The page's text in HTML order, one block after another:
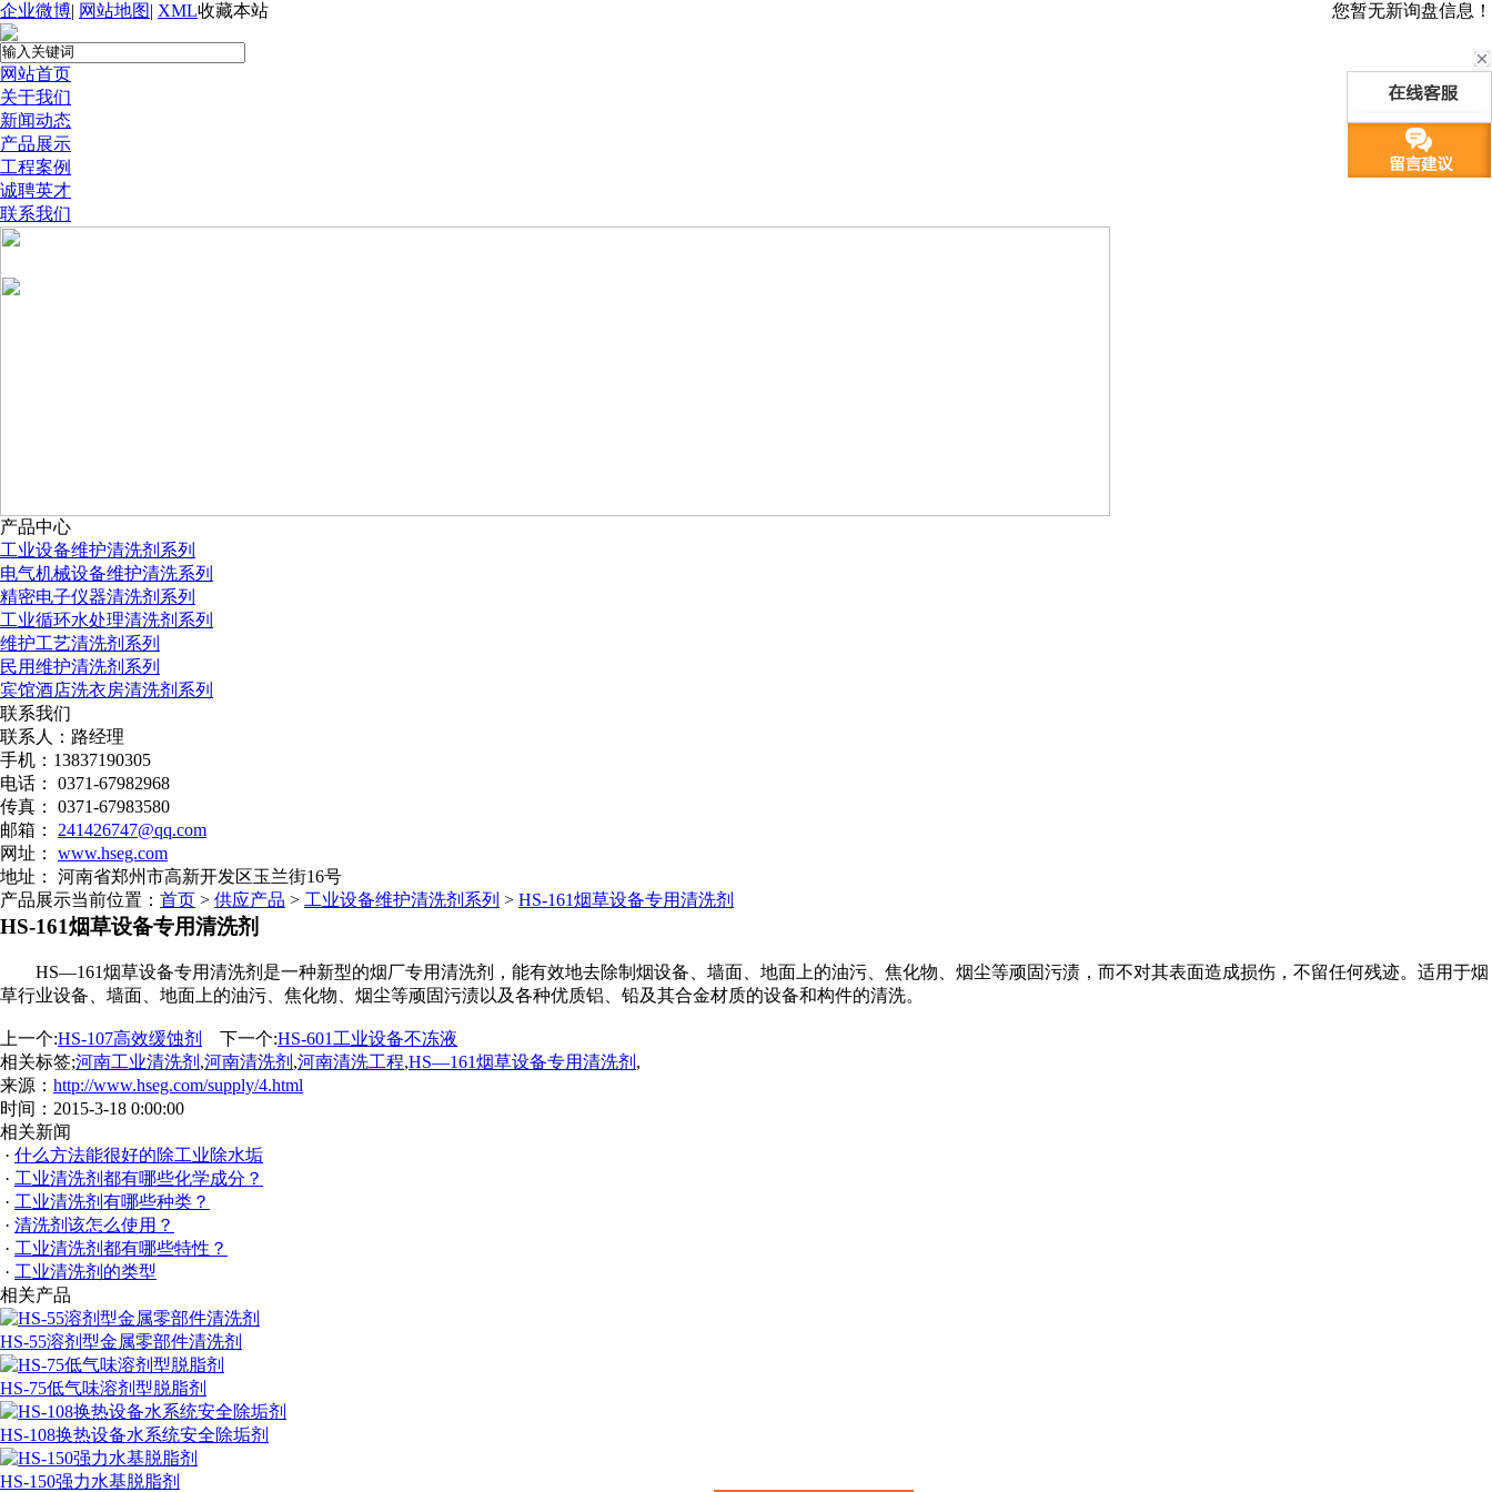
企业微博| 网站地图| XML收藏本站 您暂无新询盘信息！
网站首页
关于我们
新闻动态
产品展示
工程案例
诚聘英才
联系我们
产品中心
工业设备维护清洗剂系列
电气机械设备维护清洗系列
精密电子仪器清洗剂系列
工业循环水处理清洗剂系列
维护工艺清洗剂系列
民用维护清洗剂系列
宾馆酒店洗衣房清洗剂系列
联系我们
联系人：路经理
手机：13837190305
电话： 0371-67982968
传真： 0371-67983580
邮箱： 241426747@qq.com
网址： www.hseg.com
地址： 河南省郑州市高新开发区玉兰街16号
产品展示当前位置： 首页 > 供应产品 > 工业设备维护清洗剂系列 > HS-161烟草设备专用清洗剂
HS-161烟草设备专用清洗剂
HS—161烟草设备专用清洗剂是一种新型的烟厂专用清洗剂，能有效地去除制烟设备、墙面、地面上的油污、焦化物、烟尘等顽固污渍，而不对其表面造成损伤，不留任何残迹。适用于烟
草行业设备、墙面、地面上的油污、焦化物、烟尘等顽固污渍以及各种优质铝、铅及其合金材质的设备和构件的清洗。
上一个:HS-107高效缓蚀剂 下一个:HS-601工业设备不冻液
相关标签;河南工业清洗剂 ,河南清洗剂 ,河南清洗工程,HS—161烟草设备专用清洗剂 ,
来源： http://www.hseg.com/supply/4.html
时间：2015-3-18 0:00:00
相关新闻
· 什么方法能很好的除工业除水垢
· 工业清洗剂都有哪些化学成分？
· 工业清洗剂有哪些种类？
· 清洗剂该怎么使用？
· 工业清洗剂都有哪些特性？
· 工业清洗剂的类型
相关产品
HS-55溶剂型金属零部件清洗剂
HS-75低气味溶剂型脱脂剂
HS-108换热设备水系统安全除垢剂
HS-150强力水基脱脂剂